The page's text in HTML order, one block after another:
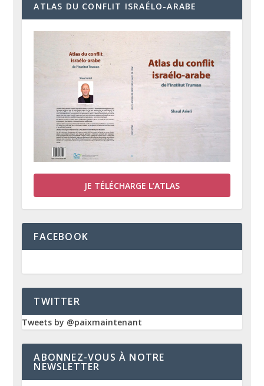
ATLAS DU CONFLIT ISRAÉLO-ARABE
JE TÉLÉCHARGE L’ATLAS
FACEBOOK
TWITTER
Tweets by @paixmaintenant
ABONNEZ-VOUS À NOTRE
NEWSLETTER